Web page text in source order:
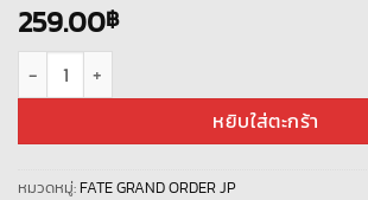
259.00฿
จำนวน Fate Grand Order JP - Medusa ชิ้น
หยิบใส่ตะกร้า
หมวดหมู่: FATE GRAND ORDER JP